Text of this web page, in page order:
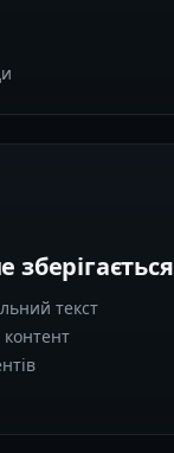
зберігається
текст